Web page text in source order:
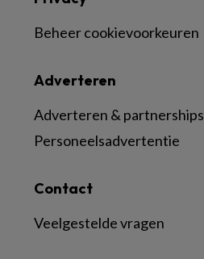
Contact
Veelgestelde vragen
Adverteren
Adverteren & partnerships
Personeelsadvertentie
Beheer cookievoorkeuren